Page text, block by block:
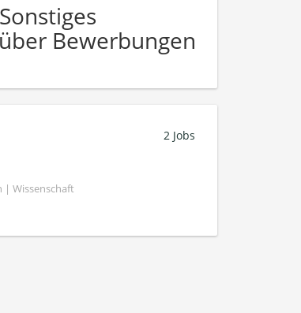
Bewerbungen
| Wissenschaft
2 Jobs